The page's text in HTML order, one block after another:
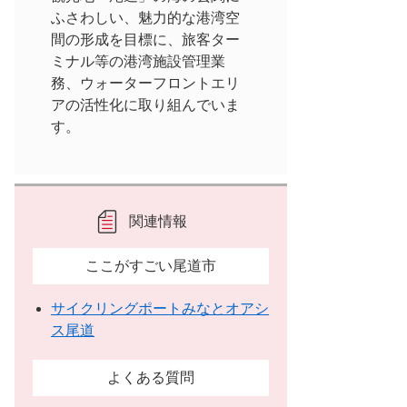
ふさわしい、魅力的な港湾空
間の形成を目標に、旅客ター
ミナル等の港湾施設管理業
務、ウォーターフロントエリ
アの活性化に取り組んでいま
す。
関連情報
ここがすごい尾道市
サイクリングポートみなとオアシ
ス尾道
よくある質問